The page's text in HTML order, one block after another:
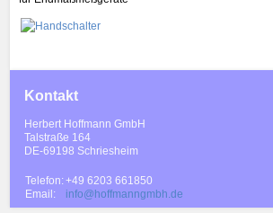
Kontakt
Herbert Hoffmann GmbH
Talstraße 164
DE-69198 Schriesheim
Telefon:
Email:
+49 6203 661850
info@hoffmanngmbh.de